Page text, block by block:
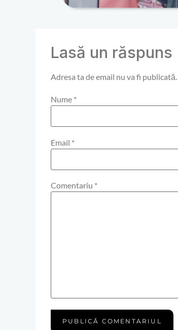
Lasă un răspuns
Adresa ta de email nu va fi publicată.
Nume *
Email *
Comentariu *